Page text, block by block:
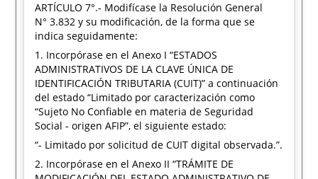
ARTÍCULO 7°.- Modifícase la Resolución General
N° 3.832 y su modificación, de la forma que se
indica seguidamente:
1. Incorpórase en el Anexo I “ESTADOS
ADMINISTRATIVOS DE LA CLAVE ÚNICA DE
IDENTIFICACIÓN TRIBUTARIA (CUIT)” a continuación
del estado “Limitado por caracterización como
“Sujeto No Confiable en materia de Seguridad
Social - origen AFIP”, el siguiente estado:
“- Limitado por solicitud de CUIT digital observada.”.
2. Incorpórase en el Anexo II “TRÁMITE DE